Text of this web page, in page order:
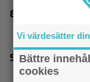
Nu vet vi
”The Legend
Vi värdesätter
Bättre
cookies